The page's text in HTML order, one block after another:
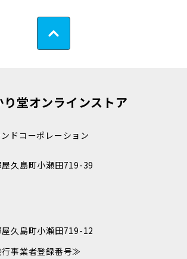
り堂オンラインストア
ドコーポレーション
久島町小瀬田719-39
久島町小瀬田719-12
事業者登録番号≫